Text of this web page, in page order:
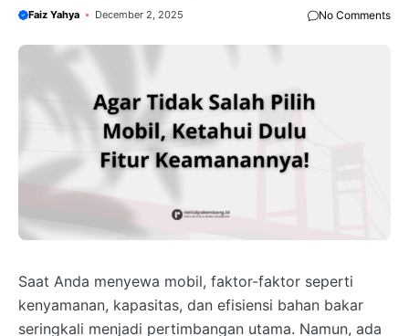
Faiz Yahya December 2, 2025 No Comments
Saat Anda menyewa mobil, faktor-faktor seperti
kenyamanan, kapasitas, dan efisiensi bahan bakar
seringkali menjadi pertimbangan utama. Namun, ada